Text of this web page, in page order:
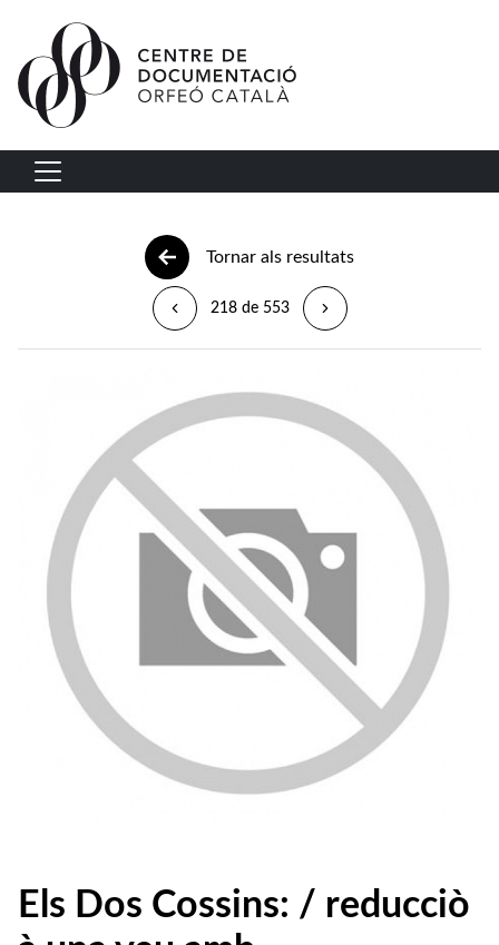
Vés al contingut
Navegació principal
Tornar als resultats
218 de 553
Els Dos Cossins: / reducciò